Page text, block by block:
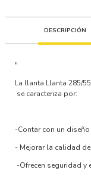
DESCRIPCIÓN
"
La llanta Llanta 285/
se caracteriza por:
-Contar con un
- Mejorar la calidad
-Ofrecen seguridad y